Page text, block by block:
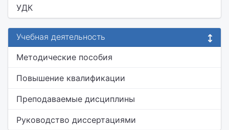
УДК
Учебная деятельность
Методические пособия
Повышение квалификации
Преподаваемые дисциплины
Руководство диссертациями